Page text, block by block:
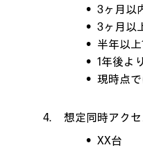
3ヶ月以
3ヶ月以
半年以
1年後よ
現時点
想定同時アク
XX台